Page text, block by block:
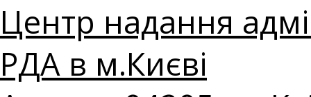
Центр надання
РДА в м.Києві